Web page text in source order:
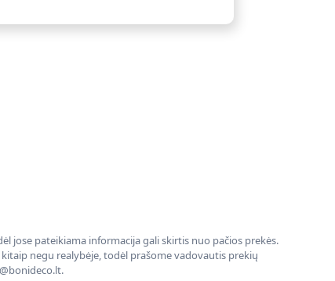
jose pateikiama informacija gali skirtis nuo pačios prekės.
negu realybėje, todėl prašome vadovautis prekių